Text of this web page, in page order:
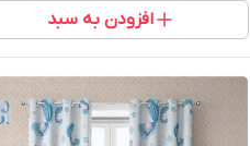
افزودن به سبد